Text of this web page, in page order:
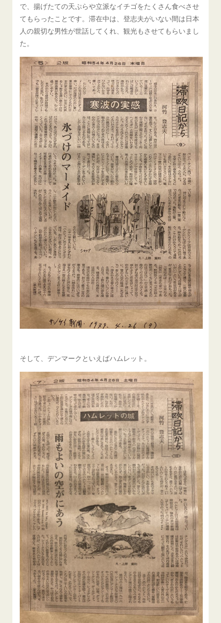
で、揚げたての天ぷらや立派なイチゴをたくさん食べさせ
てもらったことです。滞在中は、登志夫がいない間は日本
人の親切な男性が世話してくれ、観光もさせてもらいまし
た。
そして、デンマークといえばハムレット。